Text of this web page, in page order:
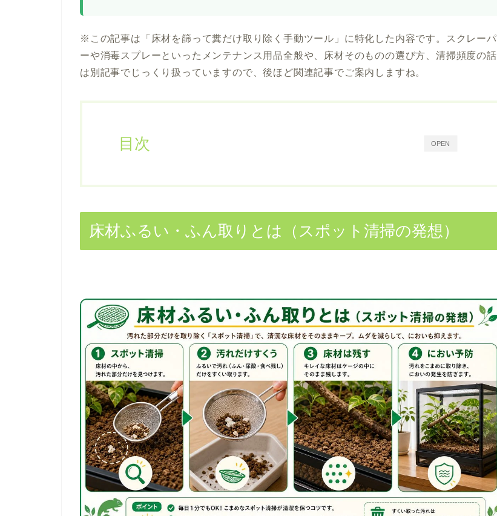
※この記事は「床材を篩って糞だけ取り除く手動ツール」に特化した内容です。スクレーパ
ーや消毒スプレーといったメンテナンス用品全般や、床材そのものの選び方、清掃頻度の話
は別記事でじっくり扱っていますので、後ほど関連記事でご案内しますね。
OPEN
目次
床材ふるい・ふん取りとは（スポット清掃の発想）